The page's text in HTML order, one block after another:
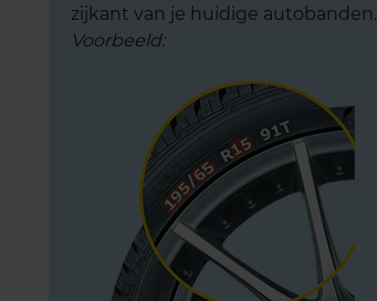
zijkant van je huidige autobanden.
Voorbeeld: